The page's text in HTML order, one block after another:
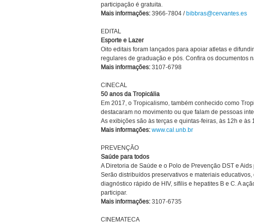
participação é gratuita.
Mais informações: 3966-7804 /bibbras@cervantes.es
EDITAL
Esporte e Lazer
Oito editais foram lançados para apoiar atletas e
regulares de graduação e pós. Confira os documentos
Mais informações: 3107-6798
CINECAL
50 anos da Tropicália
Em 2017, o Tropicalismo, também conhecido como
destacaram no movimento ou que falam de pessoas
As exibições são às terças e quintas-feiras, às 12h e
Mais informações: www.cal.unb.br
PREVENÇÃO
Saúde para todos
A Diretoria de Saúde e o Polo de Prevenção DST e
Serão distribuídos preservativos e materiais
diagnóstico rápido de HIV, sífilis e hepatites B e C. A
participar.
Mais informações: 3107-6735
CINEMATECA